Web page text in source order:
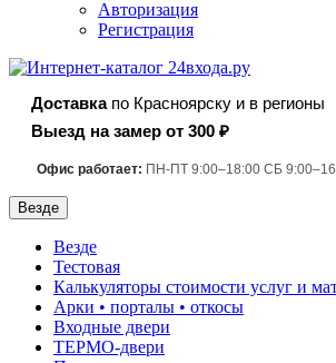
Авторизация
Регистрация
Доставкапо Красноярску и в регионы
Выезд на замер от 300 ₽
Офис работает: ПН-ПТ 9:00–18:00 СБ
Везде
Везде
Тестовая
Калькуляторы стоимости услуг и
Арки • порталы • откосы
Входные двери
ТЕРМО-двери